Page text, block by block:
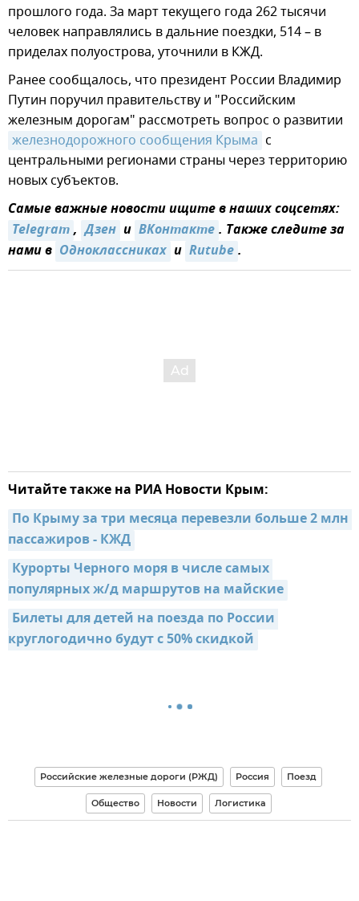
прошлого года. За март текущего года 262 тысячи
человек направлялись в дальние поездки, 514 – в
приделах полуострова, уточнили в КЖД.
Ранее сообщалось, что президент России Владимир
Путин поручил правительству и "Российским
железным дорогам" рассмотреть вопрос о развитии
железнодорожного сообщения Крыма с
центральными регионами страны через территорию
новых субъектов.
Самые важные новости ищите в наших соцсетях:
Telegram, Дзен и ВКонтакте. Также следите за
нами в Одноклассниках и Rutube.
Читайте также на РИА Новости Крым:
По Крыму за три месяца перевезли больше 2 млн
пассажиров - КЖД
Курорты Черного моря в числе самых
популярных ж/д маршрутов на майские
Билеты для детей на поезда по России
круглогодично будут с 50% скидкой
Российские железные дороги (РЖД) Россия Поезд
Общество Новости Логистика